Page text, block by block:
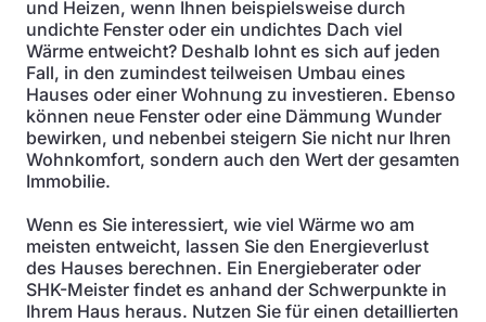
und Heizen, wenn Ihnen beispielsweise durch
undichte Fenster oder ein undichtes Dach viel
Wärme entweicht? Deshalb lohnt es sich auf jeden
Fall, in den zumindest teilweisen Umbau eines
Hauses oder einer Wohnung zu investieren. Ebenso
können neue Fenster oder eine Dämmung Wunder
bewirken, und nebenbei steigern Sie nicht nur Ihren
Wohnkomfort, sondern auch den Wert der gesamten
Immobilie.
Wenn es Sie interessiert, wie viel Wärme wo am
meisten entweicht, lassen Sie den Energieverlust
des Hauses berechnen. Ein Energieberater oder
SHK-Meister findet es anhand der Schwerpunkte in
Ihrem Haus heraus. Nutzen Sie für einen detaillierten